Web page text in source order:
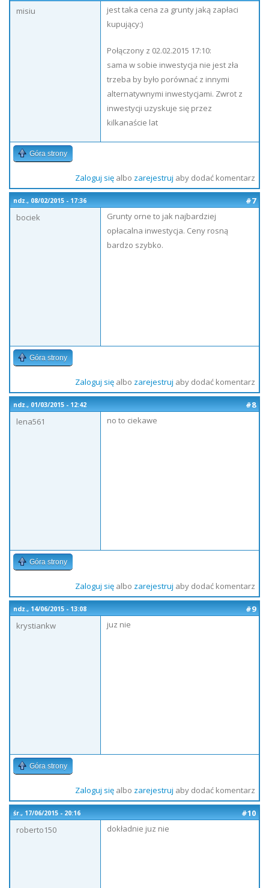
misiu
jest taka cena za grunty jaką zapłaci
kupujący:)
Połączony z 02.02.2015 17:10:
sama w sobie inwestycja nie jest zła
trzeba by było porównać z innymi
alternatywnymi inwestycjami. Zwrot z
inwestycji uzyskuje się przez
kilkanaście lat
Góra strony
Zaloguj sięalbo zarejestruj aby dodać komentarz
ndz., 08/02/2015 - 17:36
#7
bociek
Grunty orne to jak najbardziej
opłacalna inwestycja. Ceny rosną
bardzo szybko.
Góra strony
Zaloguj sięalbo zarejestruj aby dodać komentarz
ndz., 01/03/2015 - 12:42
#8
lena561
no to ciekawe
Góra strony
Zaloguj sięalbo zarejestruj aby dodać komentarz
ndz., 14/06/2015 - 13:08
#9
krystiankw
juz nie
Góra strony
Zaloguj sięalbo zarejestruj aby dodać komentarz
śr., 17/06/2015 - 20:16
#10
roberto150
dokładnie juz nie